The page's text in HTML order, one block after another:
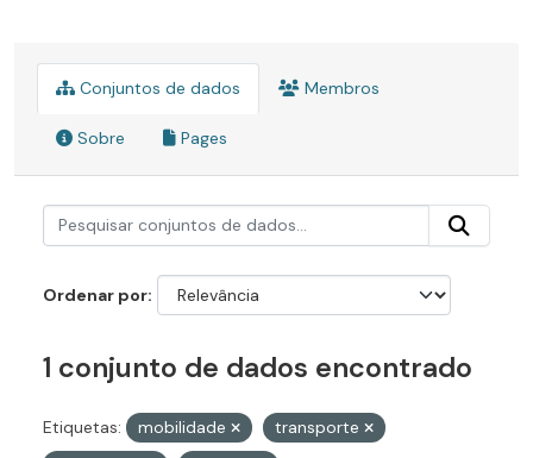
Conjuntos de dados Membros
Sobre Pages
Ordenar por
1 conjunto de dados encontrado
Etiquetas: mobilidade
transporte